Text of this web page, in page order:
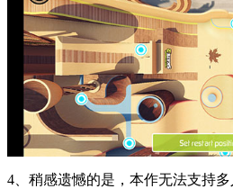
4、稍感遗憾的是，本作无法支持